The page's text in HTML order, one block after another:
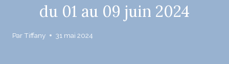
du 01 au 09 juin 2024
ParTiffany 31 mai 2024